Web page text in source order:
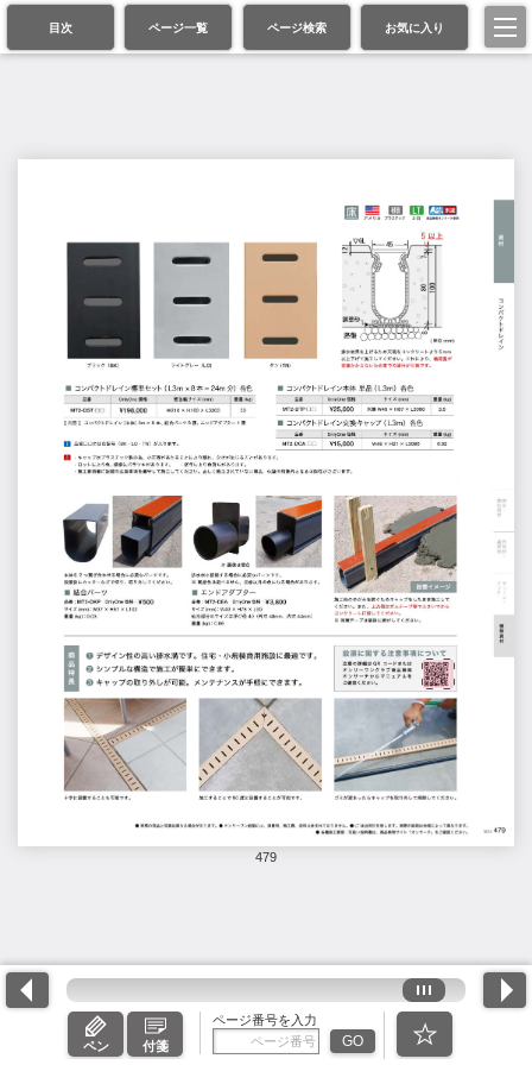
目次 ページ一覧 ページ検索 お気に入り
479
ペン 付箋
ページ番号を入力
GO